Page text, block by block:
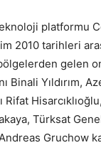
platformu
2010 tarihleri
gelen
Binali Yıldırım,
Türksat
Gruchow